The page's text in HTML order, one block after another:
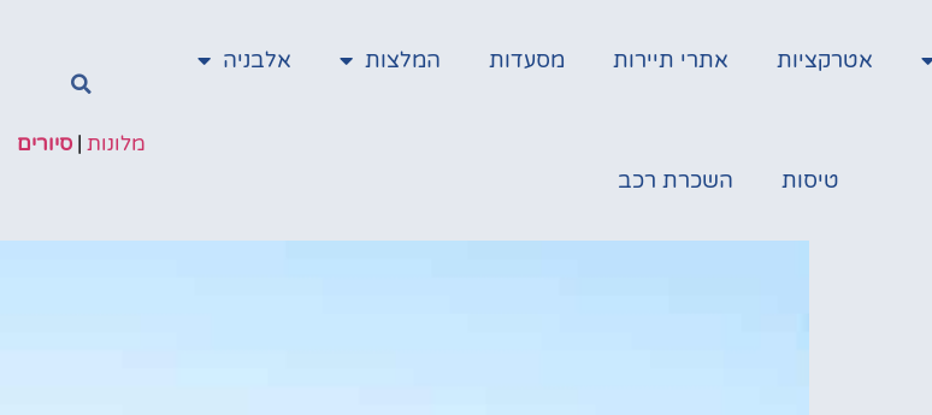
אטרקציות אתרי תיירות מסעדות המלצות אלבניה
טיסות השכרת רכב
מלונות |סיורים